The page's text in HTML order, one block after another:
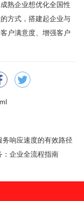
熟企业想优化全国性
方式，搭建起企业与
户满意度、增强客户
响应速度的有效路径
企业全流程指南